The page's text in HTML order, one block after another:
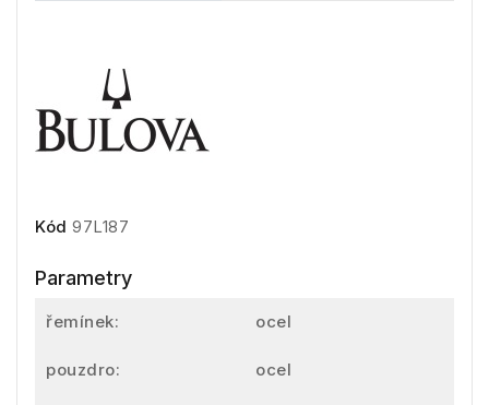
Kód 97L187
Parametry
řemínek: ocel
pouzdro: ocel